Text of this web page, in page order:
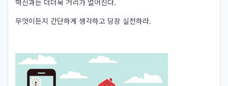
혁신과는 더더욱 거리가 멀어진다.
무엇이든지 간단하게 생각하고 당장 실천하라.